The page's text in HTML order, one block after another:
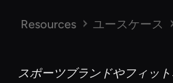
Resources ユースケース
スポーツブランドやフィッ